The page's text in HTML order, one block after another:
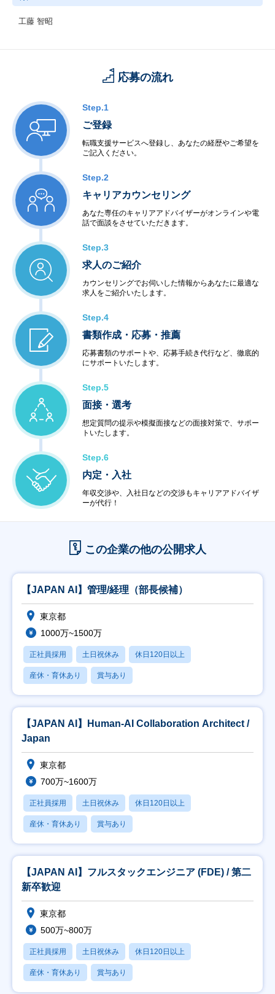
（
└AIで業務を変革するエンタープライズワークスペース（JAPAN A
I STUDIO）
└AIトランスフォーメーション（AX）に伴走するAI開発・コンサ
ルティング（JAPAN AI CONSULTING）
工藤 智昭
応募の流れ
Step.1
ご登録
転職支援サービスへ登録し、あなたの経歴やご希望を
ご記入ください。
Step.2
キャリアカウンセリング
あなた専任のキャリアアドバイザーがオンラインや電
話で面談をさせていただきます。
Step.3
求人のご紹介
カウンセリングでお伺いした情報からあなたに最適な
求人をご紹介いたします。
Step.4
書類作成・応募・推薦
応募書類のサポートや、応募手続き代行など、徹底的
にサポートいたします。
Step.5
面接・選考
想定質問の提示や模擬面接などの面接対策で、サポー
トいたします。
Step.6
内定・入社
年収交渉や、入社日などの交渉もキャリアアドバイザ
ーが代行！
この企業の他の公開求人
【JAPAN AI】管理/経理（部長候補）
東京都
1000万~1500万
正社員採用 土日祝休み 休日120日以上
産休・育休あり 賞与あり
【JAPAN AI】Human-AI Collaboration Architect /
Japan
東京都
700万~1600万
正社員採用 土日祝休み 休日120日以上
産休・育休あり 賞与あり
【JAPAN AI】フルスタックエンジニア (FDE) / 第二
新卒歓迎
東京都
500万~800万
正社員採用 土日祝休み 休日120日以上
産休・育休あり 賞与あり